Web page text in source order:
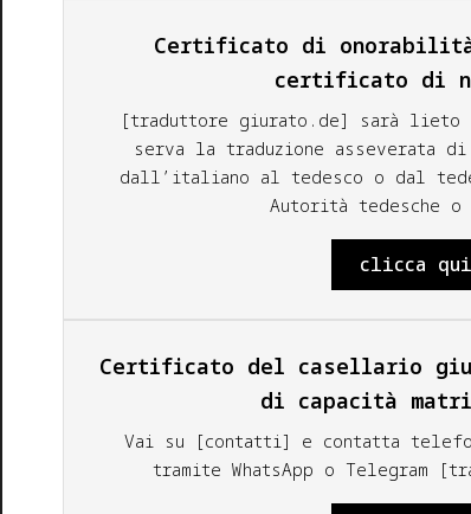
Certificato di
certificato di
[traduttore giurato.de] sarà
serva la traduzione asseverata
dall’italiano al tedesco o dal
Autorità tedesche
clicca qui
Certificato del casellario
di capacità
Vai su [contatti] e contatta
tramite WhatsApp o Telegram